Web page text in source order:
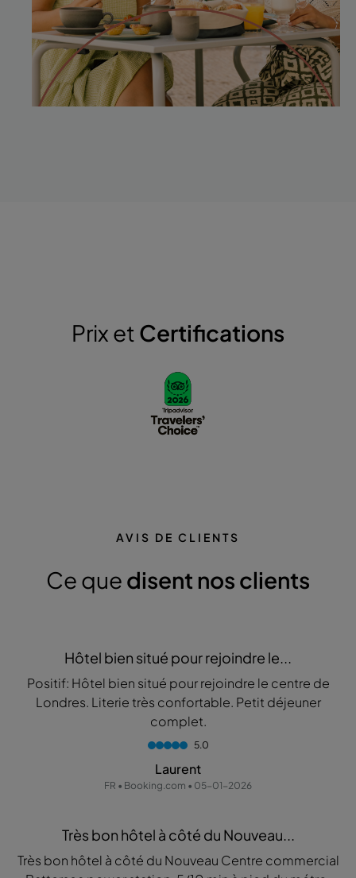
Prix et Certifications
AVIS DE CLIENTS
Ce que disent nos clients
Hôtel bien situé pour rejoindre le...
Positif: Hôtel bien situé pour rejoindre le centre de
Londres. Literie très confortable. Petit déjeuner
complet.
5.0
Laurent
FR • Booking.com • 05-01-2026
Très bon hôtel à côté du Nouveau...
Très bon hôtel à côté du Nouveau Centre commercial